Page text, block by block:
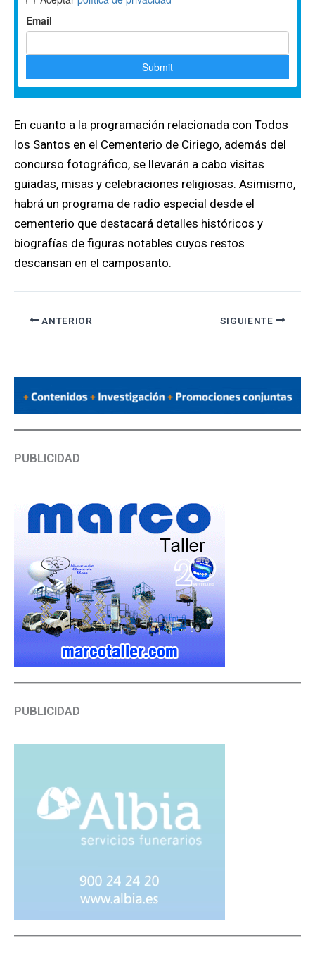
En cuanto a la programación relacionada con Todos
los Santos en el Cementerio de Ciriego, además del
concurso fotográfico, se llevarán a cabo visitas
guiadas, misas y celebraciones religiosas. Asimismo,
habrá un programa de radio especial desde el
cementerio que destacará detalles históricos y
biografías de figuras notables cuyos restos
descansan en el camposanto.
ANTERIOR SIGUIENTE
PUBLICIDAD
PUBLICIDAD